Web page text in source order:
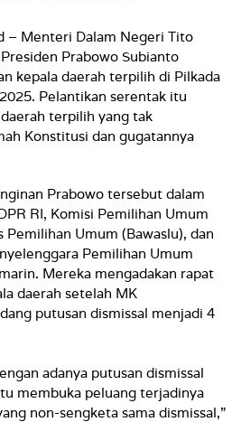
– Menteri Dalam Negeri Tito
Prabowo Subianto
kepala daerah terpilih di Pilkada
Pelantikan serentak itu
terpilih yang tak
Konstitusi dan gugatannya
Prabowo tersebut dalam
RI, Komisi Pemilihan Umum
Pemilihan Umum (Bawaslu), dan
Pemilihan Umum
Mereka mengadakan rapat
daerah setelah MK
putusan dismissal menjadi 4
adanya putusan dismissal
membuka peluang terjadinya
non-sengketa sama dismissal,”